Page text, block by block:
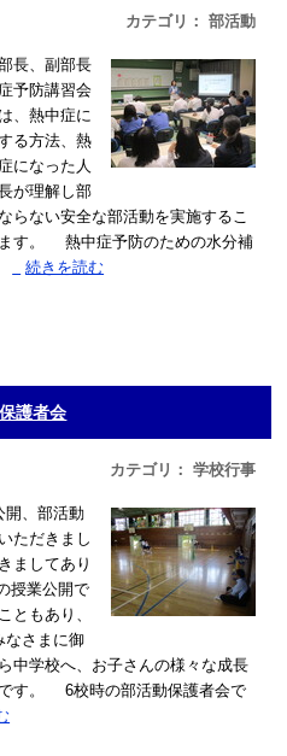
カテゴリ： 部活動
長、副部長
予防講習会
、熱中症に
る方法、熱
になった人
が理解し部
らない安全な部活動を実施するこ
す。 熱中症予防のための水分補
続きを読む
護者会
カテゴリ： 学校行事
、部活動
ただきまし
ましてあり
授業公開で
ともあり、
なさまに御
中学校へ、お子さんの様々な成長
す。 6校時の部活動保護者会で